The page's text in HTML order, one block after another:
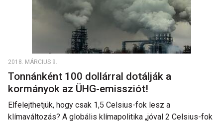
2018. MÁRCIUS 9.
Tonnánként 100 dollárral dotálják a
kormányok az ÜHG-emissziót!
Elfelejthetjük, hogy csak 1,5 Celsius-fok lesz a
klímaváltozás? A globális klímapolitika „jóval 2 Celsius-fok